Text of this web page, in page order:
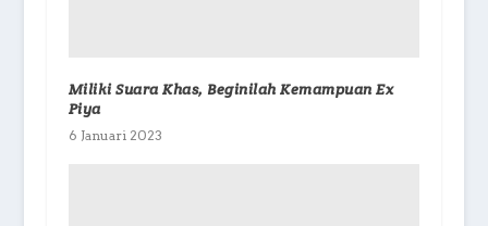
Miliki Suara Khas, Beginilah Kemampuan Ex
Piya
6 Januari 2023